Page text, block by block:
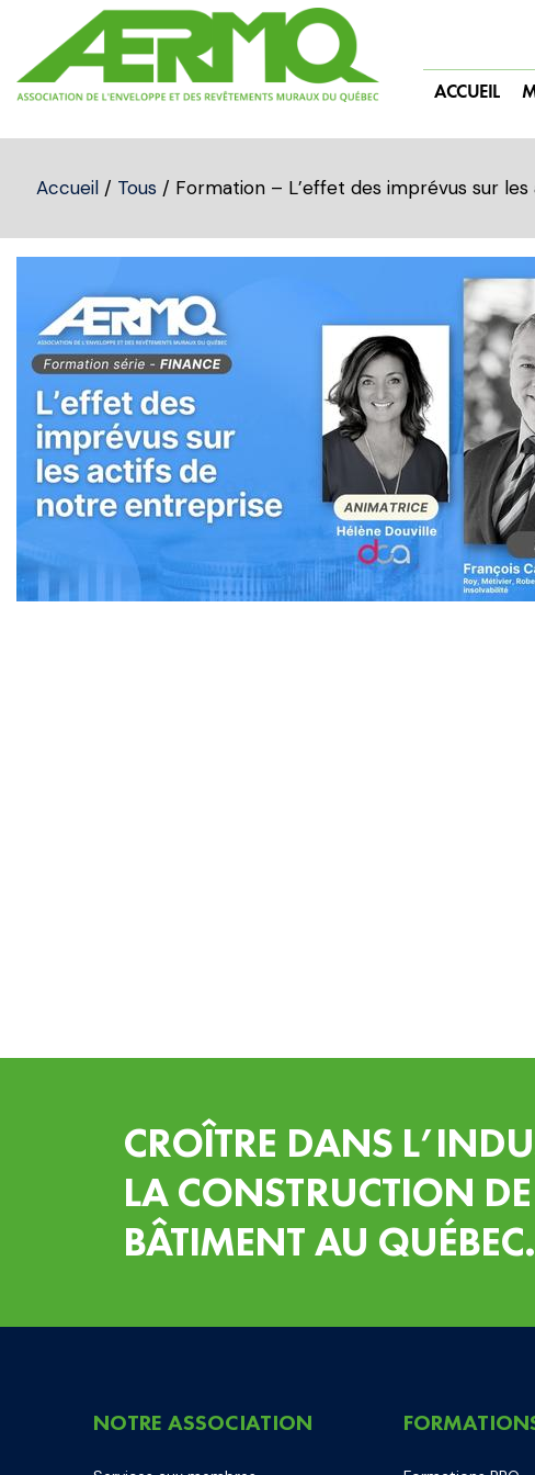
content
ACCUEIL
Accueil / Tous / Formation – L’effet des imprévus sur
CROÎTRE DANS
LA CONSTRUCTION
BÂTIMENT AU QUÉBEC.
NOTRE ASSOCIATION